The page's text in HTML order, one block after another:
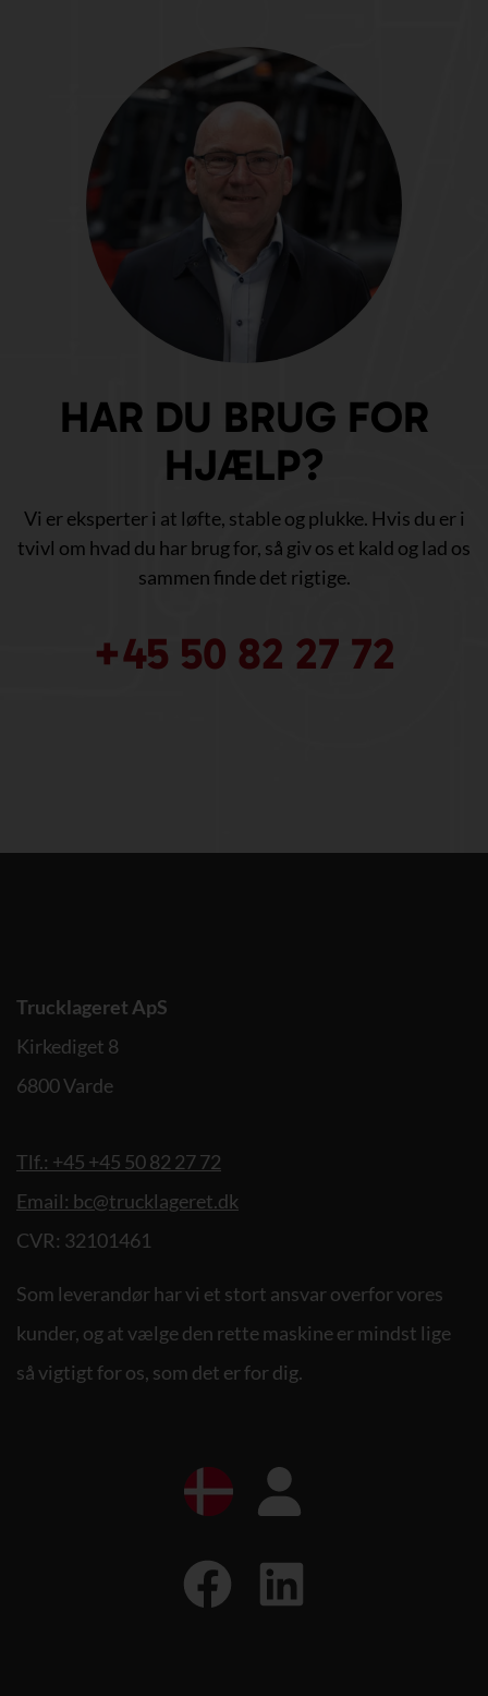
HAR DU BRUG FOR
HJÆLP?
Vi er eksperter i at løfte, stable og plukke. Hvis du er i
tvivl om hvad du har brug for, så giv os et kald og lad os
sammen finde det rigtige.
+45 50 82 27 72
Trucklageret ApS
Kirkediget 8
6800 Varde
Tlf.: +45 +45 50 82 27 72
Email: bc@trucklageret.dk
CVR: 32101461
Som leverandør har vi et stort ansvar overfor vores
kunder, og at vælge den rette maskine er mindst lige
så vigtigt for os, som det er for dig.